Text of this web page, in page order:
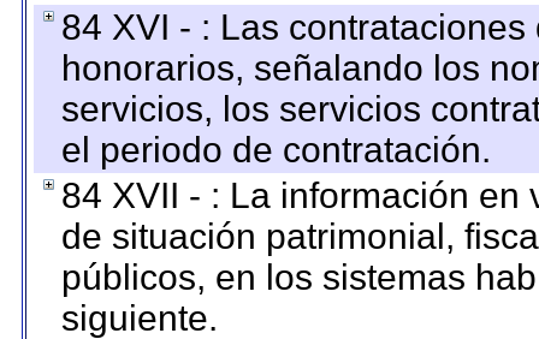
84 XVI - : Las
honorarios, señalando los
servicios, los servicios
el periodo de contratación.
84 XVII - : La información
de situación patrimonial,
públicos, en los sistemas
siguiente.